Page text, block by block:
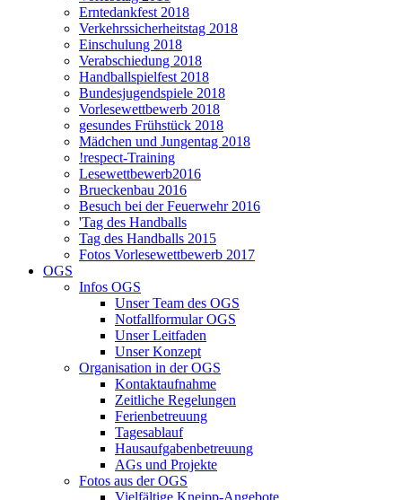
Erntedankfest 2018
Verkehrssicherheitstag 2018
Einschulung 2018
Verabschiedung 2018
Handballspielfest 2018
Bundesjugendspiele 2018
Vorlesewettbewerb 2018
gesundes Frühstück 2018
Mädchen und Jungentag 2018
!respect-Training
Lesewettbewerb2016
Brueckenbau 2016
Besuch bei der Feuerwehr 2016
'Tag des Handballs
Tag des Handballs 2015
Fotos Vorlesewettbewerb 2017
OGS
Infos OGS
Unser Team des OGS
Notfallformular OGS
Unser Leitfaden
Unser Konzept
Organisation in der OGS
Kontaktaufnahme
Zeitliche Regelungen
Ferienbetreuung
Tagesablauf
Hausaufgabenbetreuung
AGs und Projekte
Fotos aus der OGS
Vielfältige Kneipp-Angebote